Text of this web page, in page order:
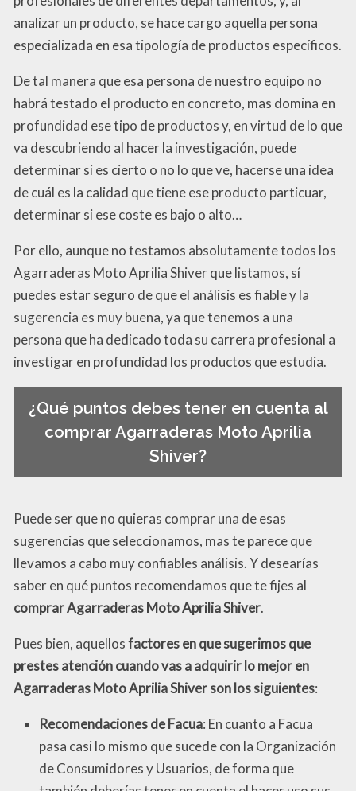
analizar un producto, se hace cargo aquella persona
especializada en esa tipología de productos específicos.
De tal manera que esa persona de nuestro equipo no
habrá testado el producto en concreto, mas domina en
profundidad ese tipo de productos y, en virtud de lo que
va descubriendo al hacer la investigación, puede
determinar si es cierto o no lo que ve, hacerse una idea
de cuál es la calidad que tiene ese producto particuar,
determinar si ese coste es bajo o alto…
Por ello, aunque no testamos absolutamente todos los
Agarraderas Moto Aprilia Shiver que listamos, sí
puedes estar seguro de que el análisis es fiable y la
sugerencia es muy buena, ya que tenemos a una
persona que ha dedicado toda su carrera profesional a
investigar en profundidad los productos que estudia.
¿Qué puntos debes tener en cuenta al
comprar Agarraderas Moto Aprilia
Shiver?
Puede ser que no quieras comprar una de esas
sugerencias que seleccionamos, mas te parece que
llevamos a cabo muy confiables análisis. Y desearías
saber en qué puntos recomendamos que te fijes al
comprar Agarraderas Moto Aprilia Shiver.
Pues bien, aquellosfactores en que sugerimos que
prestes atención cuando vas a adquirir lo mejor en
Agarraderas Moto Aprilia Shiver son los siguientes:
Recomendaciones de Facua: En cuanto a Facua
pasa casi lo mismo que sucede con la Organización
de Consumidores y Usuarios, de forma que